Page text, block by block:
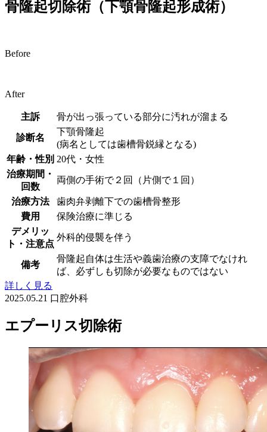
骨隆起切除術（下顎骨隆起形成術）
Before
After
主訴 骨が出っ張っている部分に汚れが溜まる
診断名
下顎骨隆起
(病名としては歯槽骨鋭縁となる)
年齢・性別 20代・女性
治療期間・
回数
両側の手術で２回（片側で１回）
治療方法
歯肉弁剥離下での歯槽骨整形
費用
保険治療に準じる
デメリッ
ト・注意点
外科的侵襲を伴う
備考
骨隆起自体は生活や義歯治療の支障でなけれ
ば、必ずしも切除が必要なものではない
詳しく見る
2025.05.21 口腔外科
エプーリス切除術